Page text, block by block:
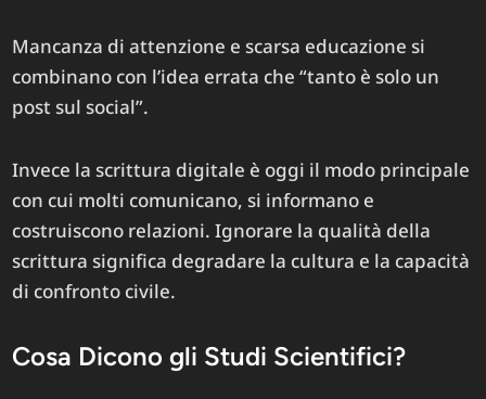
Mancanza di attenzione e scarsa educazione si
combinano con l’idea errata che “tanto è solo un
post sul social”.
Invece la scrittura digitale è oggi il modo principale
con cui molti comunicano, si informano e
costruiscono relazioni. Ignorare la qualità della
scrittura significa degradare la cultura e la capacità
di confronto civile.
Cosa Dicono gli Studi Scientifici?